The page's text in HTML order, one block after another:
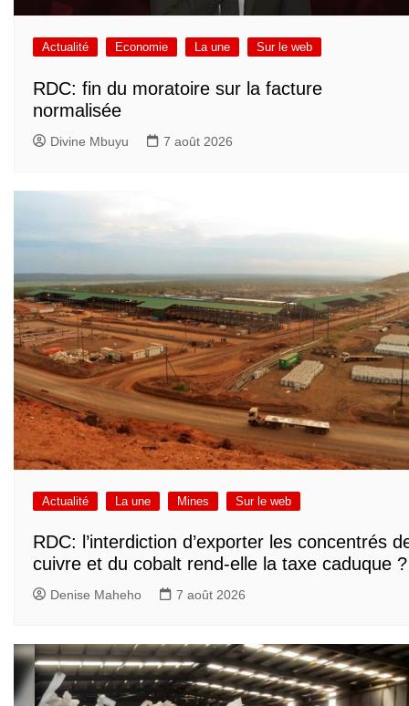
Actualité Economie La une Sur le web
RDC: fin du moratoire sur la facture
normalisée
Divine Mbuyu 7 août 2026
Actualité La une Mines Sur le web
RDC: l’interdiction d’exporter les concentrés
cuivre et du cobalt rend-elle la taxe caduque ?
Denise Maheho 7 août 2026